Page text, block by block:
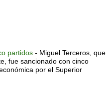
partidos - Miguel Terceros, que
fue sancionado con cinco
por el Superior